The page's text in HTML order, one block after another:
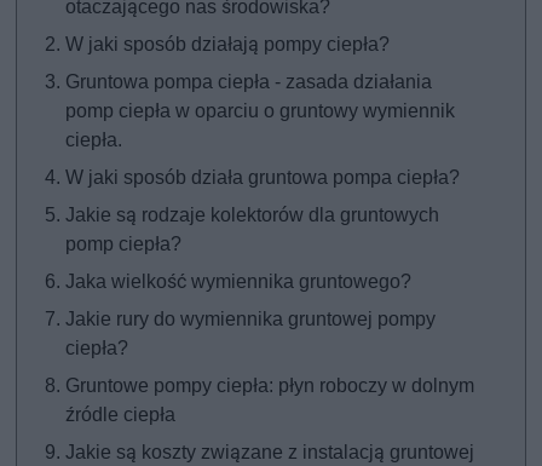
otaczającego nas środowiska?
W jaki sposób działają pompy ciepła?
Gruntowa pompa ciepła - zasada działania
pomp ciepła w oparciu o gruntowy wymiennik
ciepła.
W jaki sposób działa gruntowa pompa ciepła?
Jakie są rodzaje kolektorów dla gruntowych
pomp ciepła?
Jaka wielkość wymiennika gruntowego?
Jakie rury do wymiennika gruntowej pompy
ciepła?
Gruntowe pompy ciepła: płyn roboczy w dolnym
źródle ciepła
Jakie są koszty związane z instalacją gruntowej